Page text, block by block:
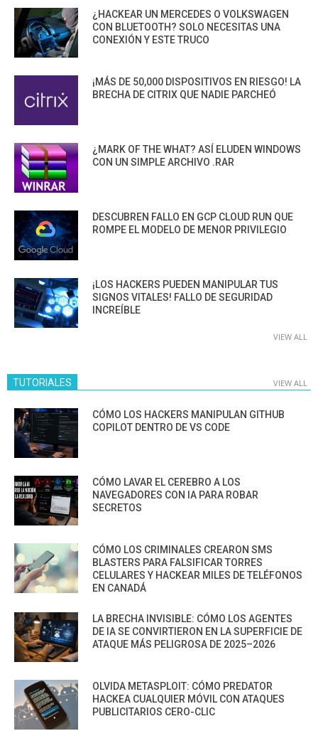
¿HACKEAR UN MERCEDES O VOLKSWAGEN
CON BLUETOOTH? SOLO NECESITAS UNA
CONEXIÓN Y ESTE TRUCO
¡MÁS DE 50,000 DISPOSITIVOS EN RIESGO! LA
BRECHA DE CITRIX QUE NADIE PARCHEÓ
¿MARK OF THE WHAT? ASÍ ELUDEN WINDOWS
CON UN SIMPLE ARCHIVO .RAR
DESCUBREN FALLO EN GCP CLOUD RUN QUE
ROMPE EL MODELO DE MENOR PRIVILEGIO
¡LOS HACKERS PUEDEN MANIPULAR TUS
SIGNOS VITALES! FALLO DE SEGURIDAD
INCREÍBLE
VIEW ALL
TUTORIALES VIEW ALL
CÓMO LOS HACKERS MANIPULAN GITHUB
COPILOT DENTRO DE VS CODE
CÓMO LAVAR EL CEREBRO A LOS
NAVEGADORES CON IA PARA ROBAR
SECRETOS
CÓMO LOS CRIMINALES CREARON SMS
BLASTERS PARA FALSIFICAR TORRES
CELULARES Y HACKEAR MILES DE TELÉFONOS
EN CANADÁ
LA BRECHA INVISIBLE: CÓMO LOS AGENTES
DE IA SE CONVIRTIERON EN LA SUPERFICIE DE
ATAQUE MÁS PELIGROSA DE 2025–2026
OLVIDA METASPLOIT: CÓMO PREDATOR
HACKEA CUALQUIER MÓVIL CON ATAQUES
PUBLICITARIOS CERO-CLIC